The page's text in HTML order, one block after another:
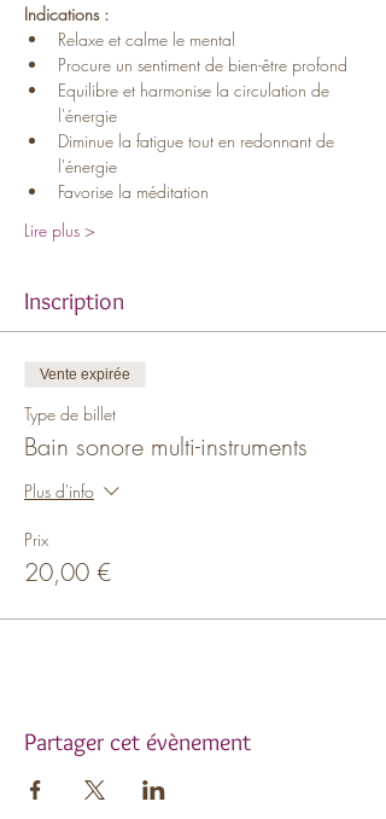
Indications :
Relaxe et calme le mental
Procure un sentiment de bien-être profond
Equilibre et harmonise la circulation de
l'énergie
Diminue la fatigue tout en redonnant de
l'énergie
Favorise la méditation
Lire plus >
Inscription
Vente expirée
Type de billet
Bain sonore multi-instruments
Plus d'info
Prix
20,00 €
Partager cet évènement